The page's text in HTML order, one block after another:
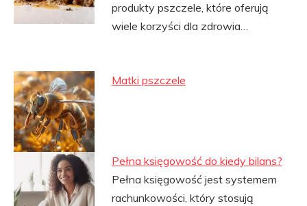
produkty pszczele, które oferują
wiele korzyści dla zdrowia…
Matki pszczele
Pełna księgowość do kiedy bilans?
Pełna księgowość jest systemem
rachunkowości, który stosują